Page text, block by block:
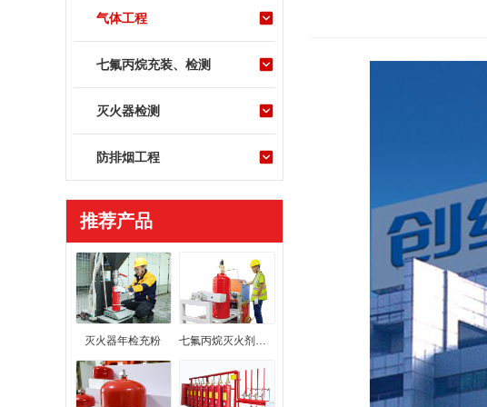
气体工程
七氟丙烷充装、检测
灭火器检测
防排烟工程
推荐产品
灭火器年检充粉 七氟丙烷灭火剂充装